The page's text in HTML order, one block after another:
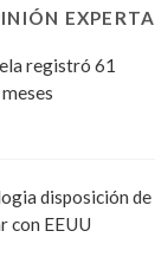
EXPERTA
registró 61
disposición de
con EEUU